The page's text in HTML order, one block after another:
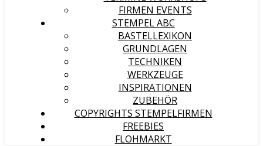
FIRMEN EVENTS
STEMPEL ABC
BASTELLEXIKON
GRUNDLAGEN
TECHNIKEN
WERKZEUGE
INSPIRATIONEN
ZUBEHÖR
COPYRIGHTS STEMPELFIRMEN
FREEBIES
FLOHMARKT